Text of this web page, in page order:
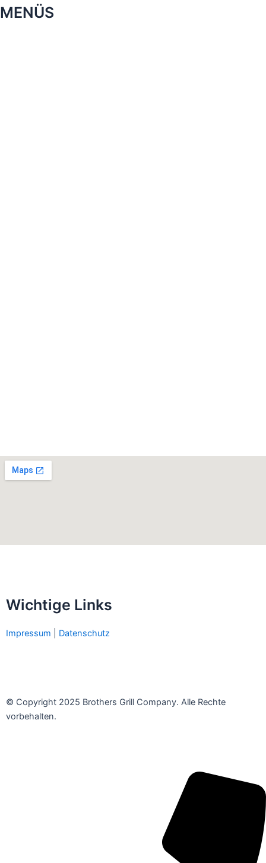
MENÜS
Wichtige Links
Impressum Datenschutz
© Copyright 2025 Brothers Grill Company. Alle Rechte
vorbehalten.